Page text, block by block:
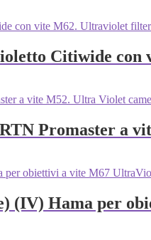
Citiwide con
Promaster a
(IV) Hama per